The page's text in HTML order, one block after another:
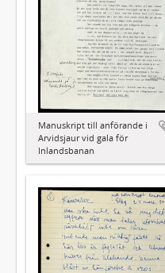
Manuskript till anförande i
Arvidsjaur vid gala för
Inlandsbanan